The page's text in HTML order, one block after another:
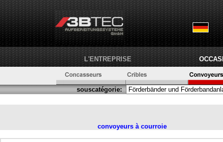
L'ENTREPRISE
souscatégorie:
convoyeurs à courroie